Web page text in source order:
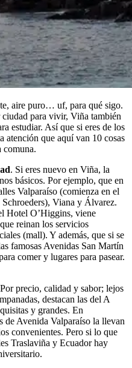
aire puro… uf, para qué sigo.
para vivir, Viña también
estudiar. Así que si eres de los
atención que aquí van 10 cosas
comuna.
. Si eres nuevo en Viña, la
básicos. Por ejemplo, que en
Valparaíso (comienza en el
Viana y Álvarez.
Hotel O’Higgins, viene
reinan los servicios
(mall). Y además, que si se
famosas Avenidas San Martín
comer y lugares para pasear.
precio, calidad y sabor; lejos
destacan las del A
y grandes. En
de Avenida Valparaíso la llevan
convenientes. Pero si lo que
Traslaviña y Ecuador hay